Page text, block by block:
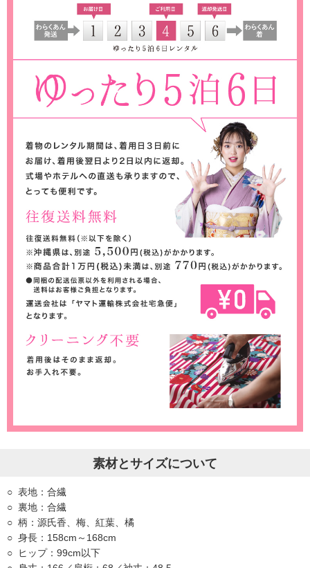
素材とサイズについて
表地：合繊
裏地：合繊
柄：源氏香、梅、紅葉、橘
身長：158cm～168cm
ヒップ：99cm以下